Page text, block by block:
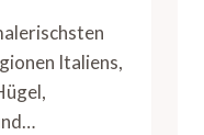
Italiens,